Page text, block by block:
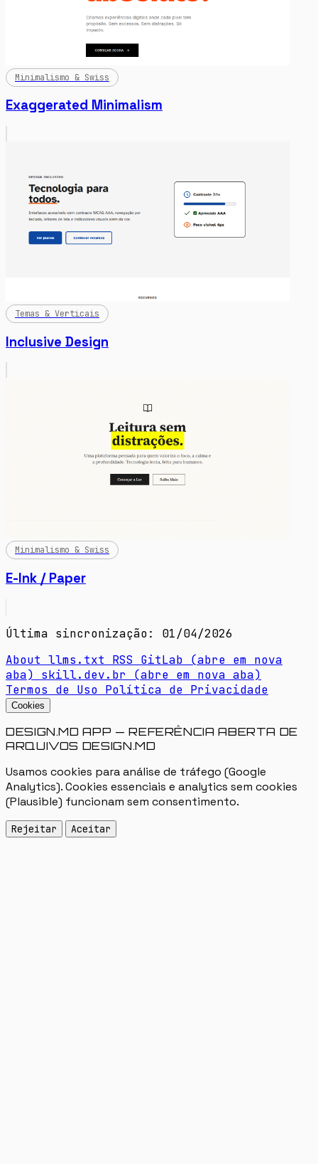
Minimalismo & Swiss
Exaggerated Minimalism
Temas & Verticais
Inclusive Design
Minimalismo & Swiss
E-Ink / Paper
Última sincronização: 01/04/2026
About llms.txt RSS GitLab (abre em nova
aba)
skill.dev.br (abre em nova aba)
Termos de Uso Política de Privacidade
Cookies
DESIGN.MD APP — REFERÊNCIA ABERTA DE
ARQUIVOS DESIGN.MD
Usamos cookies para análise de tráfego (Google
Analytics). Cookies essenciais e analytics sem cookies
(Plausible) funcionam sem consentimento.
Rejeitar Aceitar